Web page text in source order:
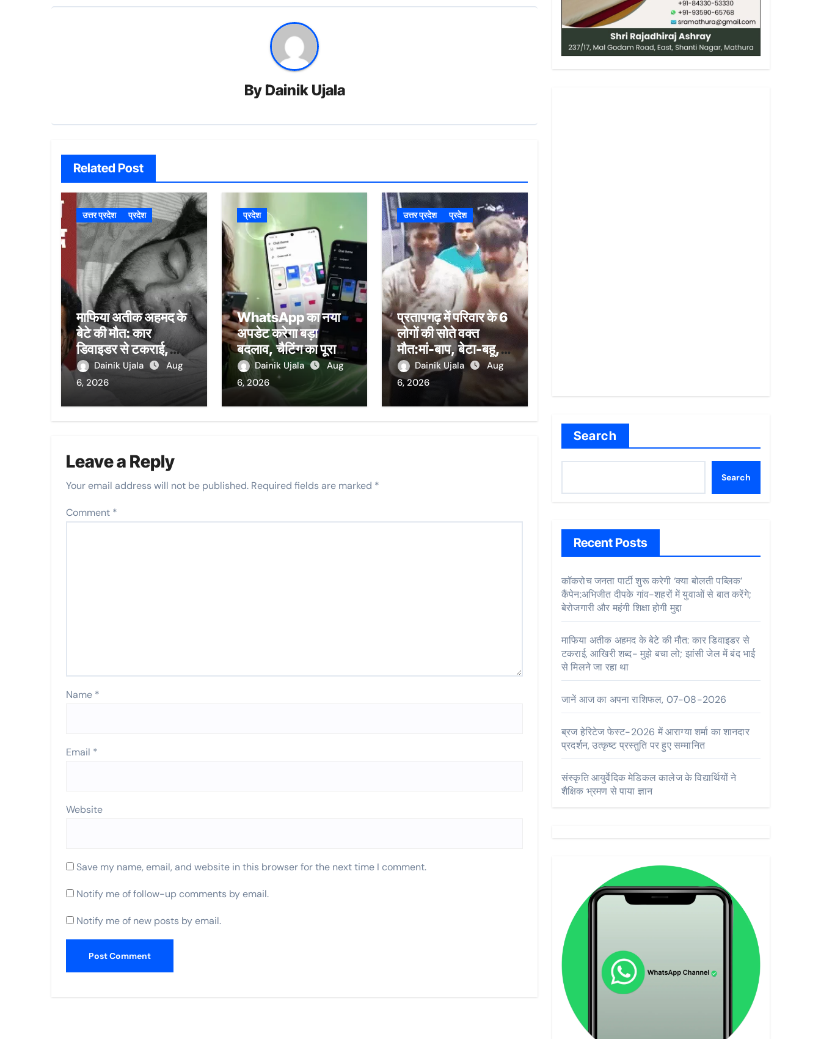
By Dainik Ujala
Related Post
उत्तर प्रदेश प्रदेश
माफिया अतीक अहमद के
बेटे की मौत: कार
डिवाइडर से टकराई,
आखिरी शब्द- मुझे बचा
लो; झांसी जेल में बंद भाई
Dainik Ujala
Aug
6, 2026
प्रदेश
WhatsApp का नया
अपडेट करेगा बड़ा
बदलाव, चैटिंग का पूरा
लुक बदल जाएगा
Dainik Ujala
Aug
6, 2026
उत्तर प्रदेश प्रदेश
प्रतापगढ़ में परिवार के 6
लोगों की सोते वक्त
मौत:मां-बाप, बेटा-बहू, 2
बच्चे; मकान ढहा, कई
फीट मलबे में दबे…चीख
Dainik Ujala
Aug
6, 2026
Leave a Reply
Your email address will not be published. Required fields are marked *
Comment *
Name *
Email *
Website
Save my name, email, and website in this browser for the next time I comment.
Notify me of follow-up comments by email.
Notify me of new posts by email.
Search
Search
Recent Posts
कॉकरोच जनता पार्टी शुरू करेगी ‘क्या बोलती पब्लिक’
कैंपेन:अभिजीत दीपके गांव-शहरों में युवाओं से बात करेंगे;
बेरोजगारी और महंगी शिक्षा होगी मुद्दा
माफिया अतीक अहमद के बेटे की मौत: कार डिवाइडर से
टकराई, आखिरी शब्द- मुझे बचा लो; झांसी जेल में बंद भाई
से मिलने जा रहा था
जानें आज का अपना राशिफल, 07-08-2026
ब्रज हेरिटेज फेस्ट-2026 में आराग्या शर्मा का शानदार
प्रदर्शन, उत्कृष्ट प्रस्तुति पर हुए सम्मानित
संस्कृति आयुर्वेदिक मेडिकल कालेज के विद्यार्थियों ने
शैक्षिक भ्रमण से पाया ज्ञान